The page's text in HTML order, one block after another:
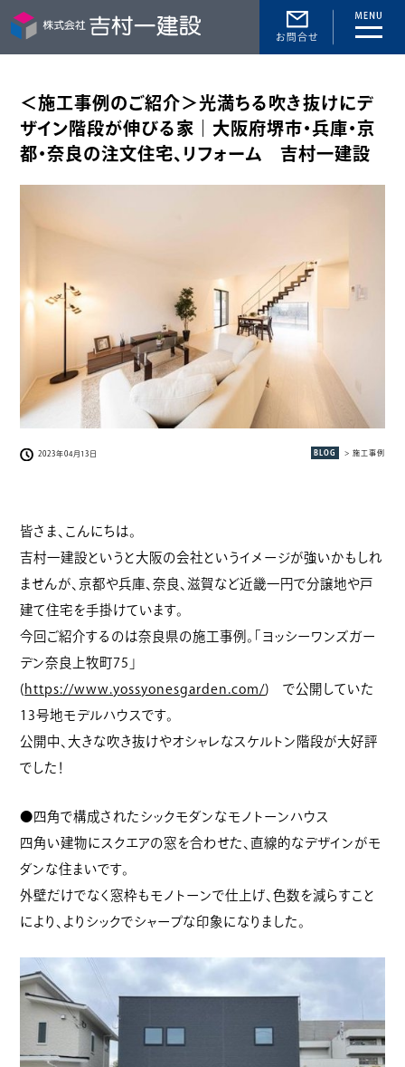
toggle
＜施工事例のご紹介＞光満ちる吹き抜けにデ
ザイン階段が伸びる家｜大阪府堺市・兵庫・京
都・奈良の注文住宅、リフォーム 吉村一建設
2023年04月13日 BLOG > 施工事例
皆さま、こんにちは。
吉村一建設というと大阪の会社というイメージが強いかもしれ
ませんが、京都や兵庫、奈良、滋賀など近畿一円で分譲地や戸
建て住宅を手掛けています。
今回ご紹介するのは奈良県の施工事例。「ヨッシーワンズガー
デン奈良上牧町75」
( https://www.yossyonesgarden.com/) で公開していた
13号地モデルハウスです。
公開中、大きな吹き抜けやオシャレなスケルトン階段が大好評
でした！
●四角で構成されたシックモダンなモノトーンハウス
四角い建物にスクエアの窓を合わせた、直線的なデザインがモ
ダンな住まいです。
外壁だけでなく窓枠もモノトーンで仕上げ、色数を減らすこと
により、よりシックでシャープな印象になりました。